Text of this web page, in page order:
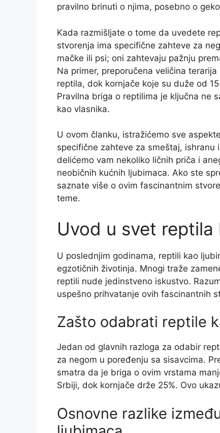
pravilno brinuti o njima, posebno o
Kada razmišljate o tome da uvedete
stvorenja ima specifične zahteve za
mačke ili psi; oni zahtevaju pažnju
Na primer, preporučena veličina
reptila, dok kornjače koje su duže od
Pravilna briga o reptilima je ključna ne
kao vlasnika.
U ovom članku, istražićemo sve
specifične zahteve za smeštaj,
delićemo vam nekoliko ličnih priča i
neobičnih kućnih ljubimaca. Ako ste
saznate više o ovim fascinantnim
teme.
Uvod u svet
U poslednjim godinama, reptili kao
egzotičnih životinja. Mnogi traže
reptili nude jedinstveno iskustvo.
uspešno prihvatanje ovih fascinantnih
Zašto odabrati reptile
Jedan od glavnih razloga za odabir
za negom u poređenju sa sisavcima.
smatra da je briga o ovim vrstama
Srbiji, dok kornjače drže 25%. Ovo
Osnovne razlike